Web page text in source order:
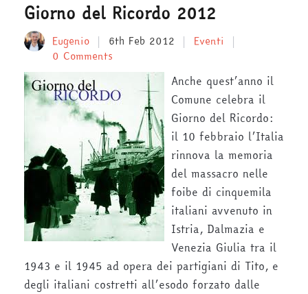
Giorno del Ricordo 2012
Eugenio 6th Feb 2012
Eventi
0 Comments
Anche quest’anno il
Comune celebra il
Giorno del Ricordo:
il 10 febbraio l’Italia
rinnova la memoria
del massacro nelle
foibe di cinquemila
italiani avvenuto in
Istria, Dalmazia e
Venezia Giulia tra il
1943 e il 1945 ad opera dei partigiani di Tito, e
degli italiani costretti all’esodo forzato dalle